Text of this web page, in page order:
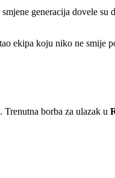
generacija dovele su
ekipa koju niko ne smije
borba za ulazak u